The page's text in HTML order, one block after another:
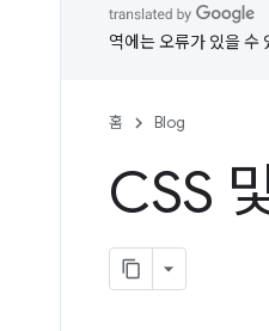
역에는 오류가 있을 수
홈 Blog
CSS